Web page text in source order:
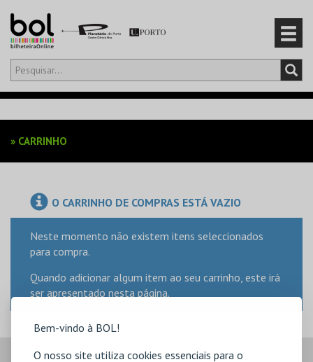
Bem-vindo à BOL!
O nosso site utiliza cookies essenciais para o
Olá,iniciar sessão
EVENTOS
CARTÕES
PRODUTOS
» CARRINHO
O CARRINHO DE COMPRAS ESTÁ VAZIO
Neste momento não existem itens seleccionados
para compra.
Quando adicionar algum item ao seu carrinho, este irá
ser apresentado nesta página.